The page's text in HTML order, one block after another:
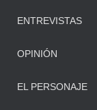
ENTREVISTAS
OPINIÓN
EL PERSONAJE